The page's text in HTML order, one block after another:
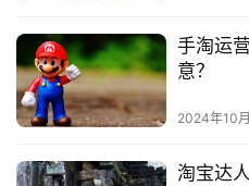
推荐阅读：
淘宝企业店铺有流量
持？
淘宝企业店铺要交税
手淘运
意？
2024年10
淘宝达